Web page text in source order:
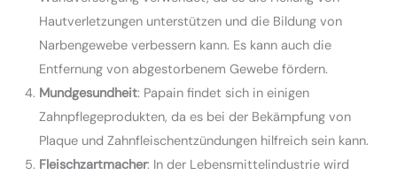
Hautverletzungen unterstützen und die Bildung von
Narbengewebe verbessern kann. Es kann auch die
Entfernung von abgestorbenem Gewebe fördern.
Mundgesundheit: Papain findet sich in einigen
Zahnpflegeprodukten, da es bei der Bekämpfung von
Plaque und Zahnfleischentzündungen hilfreich sein kann.
Fleischzartmacher: In der Lebensmittelindustrie wird